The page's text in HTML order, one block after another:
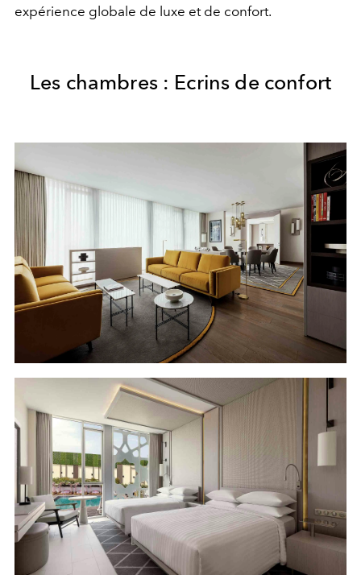
expérience globale de luxe et de confort.
Les chambres : Ecrins de confort